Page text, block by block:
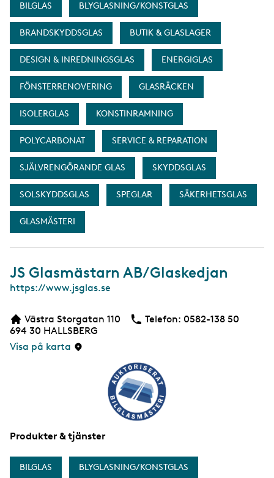
BILGLAS BLYGLASNING/KONSTGLAS
BRANDSKYDDSGLAS BUTIK & GLASLAGER
DESIGN & INREDNINGSGLAS ENERGIGLAS
FÖNSTERRENOVERING GLASRÄCKEN
ISOLERGLAS KONSTINRAMNING
POLYCARBONAT SERVICE & REPARATION
SJÄLVRENGÖRANDE GLAS SKYDDSGLAS
SOLSKYDDSGLAS SPEGLAR SÄKERHETSGLAS
GLASMÄSTERI
JS Glasmästarn AB/Glaskedjan
W
b
s
i
https://www.jsglas.se
Västra Storgatan 110
694 30 HALLSBERG
Visa på karta
Telefon: Telefon
0582-138 50
Produkter & tjänster
BILGLAS BLYGLASNING/KONSTGLAS